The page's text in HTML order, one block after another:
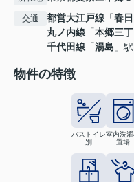
交通 都営大江戸線 「春日
丸ノ内線 「本郷三丁
千代田線 「湯島 」
物件の特徴
バストイレ
別
室内洗
置場